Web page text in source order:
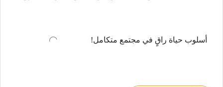
أسلوب حياة راقٍ في مجتمع متكامل!